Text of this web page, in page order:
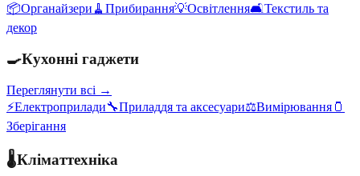
📦Органайзери 🧹 Прибирання💡Освітлення🛋️Текстиль та
декор
🍳Кухонні гаджети
Переглянути всі →
⚡Електроприлади🔧Приладдя та аксесуари⚖️Вимірювання 🫙
Зберігання
🌡️Кліматтехніка